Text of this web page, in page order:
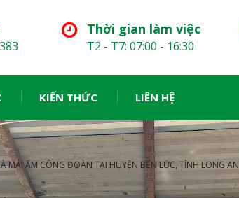
Thời gian làm việc
T2 - T7: 07:00 - 16:30
KIẾN THỨC LIÊN HỆ
MÁI ẤM CÔNG ĐOÀN TẠI HUYỆN BẾN LỨC, TỈNH LONG AN